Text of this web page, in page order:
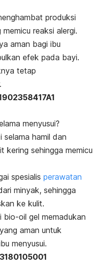
produksi
reaksi alergi.
aman bagi ibu
efek pada bayi.
tetap
menyusui?
selama hamil dan
kering sehingga memicu
spesialis perawatan
minyak, sehingga
ke kulit.
bio-oil gel memadukan
aman untuk
menyusui.